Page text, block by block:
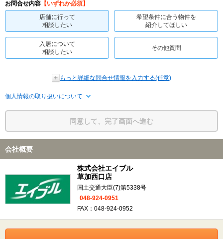
お問合せ内容 【いずれか必須】
店舗に行って
相談したい
希望条件に合う物件を
紹介してほしい
入居について
相談したい
その他質問
もっと詳細な問合せ情報を入力する(任意)
個人情報の取り扱いについて
同意して、完了画面へ進む
会社概要
株式会社エイブル
草加西口店
国土交通大臣(7)第5338号
048-924-0951
FAX：048-924-0952